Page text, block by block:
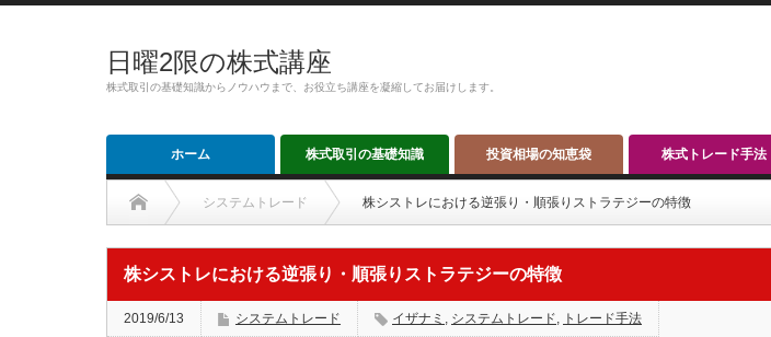
日曜2限の株式講座
株式取引の基礎知識からノウハウまで、お役立ち講座を凝縮してお届けします。
ホーム 株式取引の基礎知識 投資相場の知恵袋 株式トレード手法
システムトレード 株シストレにおける逆張り・順張りストラテジーの特徴
株シストレにおける逆張り・順張りストラテジーの特徴
2019/6/13 システムトレード イザナミ , システムトレード, トレード手法